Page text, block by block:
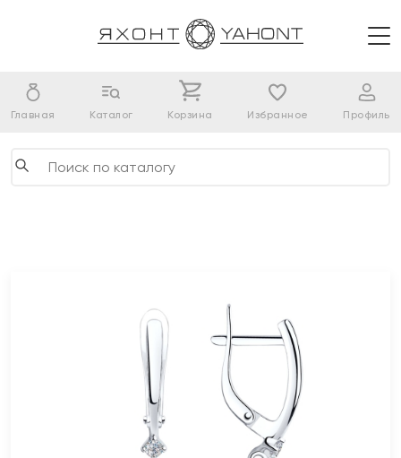
Главная Каталог Корзина Избранное Профиль